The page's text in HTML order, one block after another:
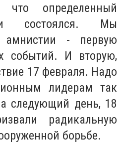
что определенный
состоялся. Мы
амнистии - первую
событий. И вторую,
17 февраля. Надо
лидерам так
следующий день, 18
радикальную
борьбе.